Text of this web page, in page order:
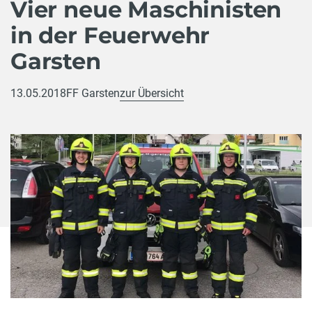
Vier neue Maschinisten
in der Feuerwehr
Garsten
13.05.2018FF Garstenzur Übersicht